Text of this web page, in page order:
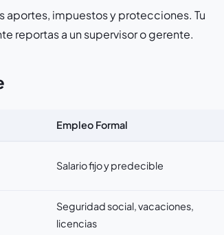
aportes, impuestos y protecciones. Tu
reportas a un supervisor o gerente.
Empleo Formal
Salario fijo y predecible
Seguridad social, vacaciones,
licencias